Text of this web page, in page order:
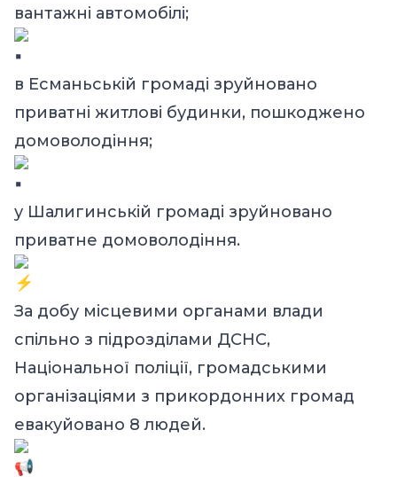
вантажні автомобілі;
в Есманьській громаді зруйновано
приватні житлові будинки, пошкоджено
домоволодіння;
у Шалигинській громаді зруйновано
приватне домоволодіння.
За добу місцевими органами влади
спільно з підрозділами ДСНС,
Національної поліції, громадськими
організаціями з прикордонних громад
евакуйовано 8 людей.